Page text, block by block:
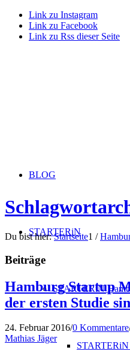
Link zu Instagram
Link zu Facebook
Link zu Rss dieser Seite
BLOG
STARTERiN
STARTERiN
STARTERiN
Du bist hier: Startseite1 /
Beiträge
Hamburg Startup
der ersten Studie
24. Februar 2016/0 Kommentare
Mathias Jäger